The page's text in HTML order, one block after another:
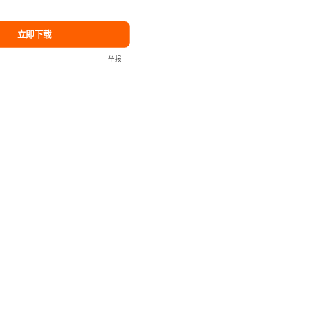
立即下载
举报